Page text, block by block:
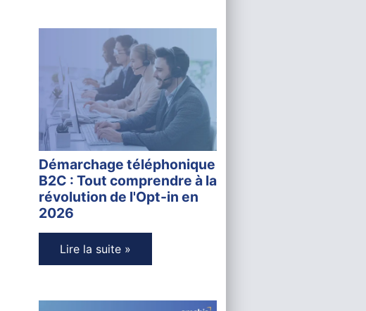
Démarchage téléphonique
B2C : Tout comprendre à la
révolution de l'Opt-in en
2026
Lire la suite »